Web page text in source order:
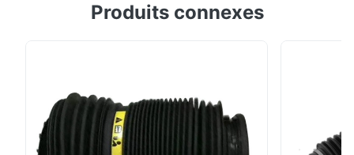
Mercedes W164 Front Body Shaft OE# A1643206013
non : A1643206013 ; A1643206013 A1643206113 ;
A1643206113 ...
Produits connexes